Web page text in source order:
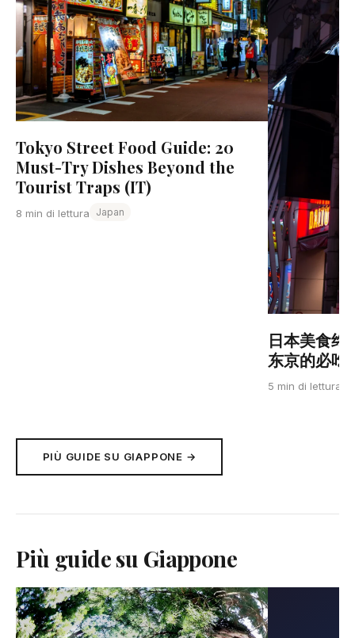
Tokyo Street Food Guide: 20
Must-Try Dishes Beyond the
Tourist Traps (IT)
8 min di lettura Japan
日本美食终
东京的必吃
5 min di lettura
PIÙ GUIDE SU GIAPPONE →
Più guide su Giappone